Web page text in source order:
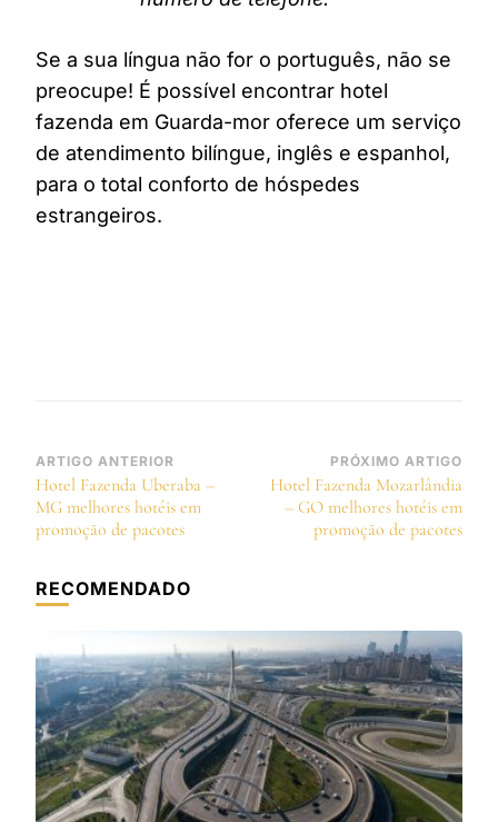
Se a sua língua não for o português, não se
preocupe! É possível encontrar hotel
fazenda em Guarda-mor oferece um serviço
de atendimento bilíngue, inglês e espanhol,
para o total conforto de hóspedes
estrangeiros.
Navegação
de
post
ARTIGO ANTERIOR
Hotel Fazenda Uberaba –
MG melhores hotéis em
promoção de pacotes
PRÓXIMO ARTIGO
Hotel Fazenda Mozarlândia
– GO melhores hotéis em
promoção de pacotes
RECOMENDADO